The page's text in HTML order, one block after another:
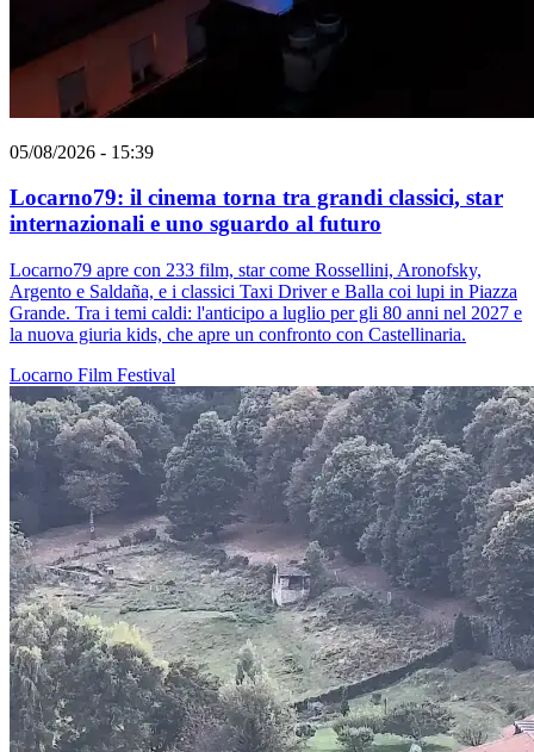
05/08/2026 - 15:39
Locarno79: il cinema torna tra grandi classici, star
internazionali e uno sguardo al futuro
Locarno79 apre con 233 film, star come Rossellini, Aronofsky,
Argento e Saldaña, e i classici Taxi Driver e Balla coi lupi in Piazza
Grande. Tra i temi caldi: l'anticipo a luglio per gli 80 anni nel 2027 e
la nuova giuria kids, che apre un confronto con Castellinaria.
Locarno Film Festival